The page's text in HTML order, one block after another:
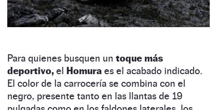
Para quienes busquen un toque más
deportivo, el Homura es el acabado indicado.
El color de la carrocería se combina con el
negro, presente tanto en las llantas de 19